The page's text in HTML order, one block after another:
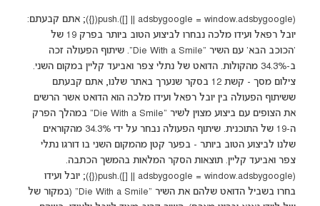
(adsbygoogle = window.adsbygoogle || []).push({}); אתם קבעתם:
יובל רפאל ועידו מלכה נבחרו לביצוע הטוב ביותר בפרק 19 של
'הכוכב הבא' עם השיר "Die With a Smile". שיתוף הפעולה זכה
ב-34.3% מהקולות. הדואט של נתלי צפר ואביעד קליין במקום השני.
צילום מסך - קשת 12 בסקר שנערך באתר שלנו, אתם קבעתם
ששיתוף הפעולה בין יובל רפאל ועידו מלכה הוא הדואט אשר הרשים
את הצופים עם ביצוע מצוין לשיר "Die With a Smile" במהלך הפרק
ה-19 של התוכנית. שיתוף הפעולה נבחר על ידי 34.3% מהקוראים
שלנו לביצוע הטוב ביותר - בפער קטן מהמקום השני בו דורגו נתלי
צפר ואביעד קליין. תוצאות הסקר המלאות בהמשך הכתבה.
(adsbygoogle = window.adsbygoogle || []).push({}); יובל ועידו
בחרו בשביל הדואט שלהם את השיר "Die With a Smile" (במקור של